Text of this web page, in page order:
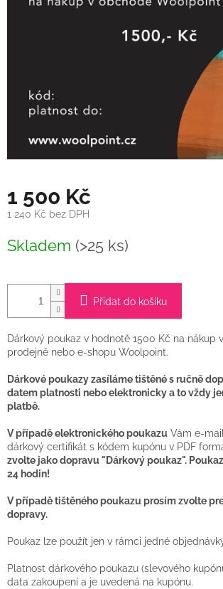
1 500 Kč
1 240 Kč bez DPH
cena:
Skladem (>25 ks)
Přidat do košíku
Dárkový poukaz v hodnotě 1500 Kč na nákup
prodejně nebo e-shopu Woolpoint.
Dárkové poukazy zasíláme tištěné s ručně
datem platnosti nebo elektronicky a to vždy
platbě.
V případě elektronického poukazu Vám e-
dárkový certifikát s kódem kupónu v PDF
zvolte jako dopravu "Dárkový poukaz".
24 hodin!
V případě tištěného poukazu prosím zvolte
dopravy.
Poukaz lze použít jen v rámci jedné
Platnost dárkového poukazu (slevového
data zakoupení a je uvedená na kupónu.